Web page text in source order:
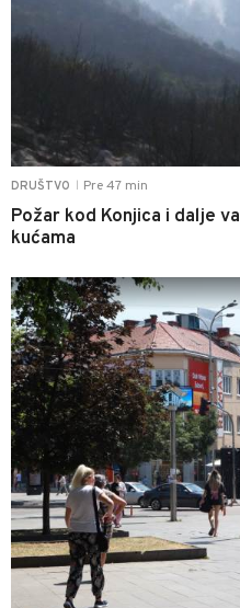
DRUŠTVO Pre 47 min
Požar kod Konjica i dalje
kućama